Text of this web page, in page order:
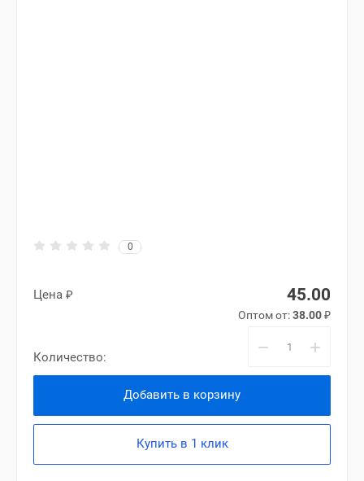
0
Цена ₽ 45.00
Оптом от:38.00₽
Количество: − +
Добавить в корзину
Купить в 1 клик